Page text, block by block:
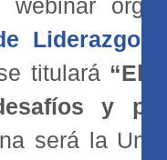
webinar
Liderazgo
titulará “El
y
será la